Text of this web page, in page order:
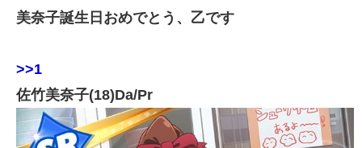
美奈子誕生日おめでとう、乙です
>>1
佐竹美奈子(18)Da/Pr